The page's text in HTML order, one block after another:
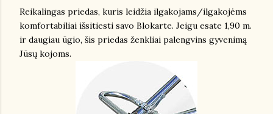
Reikalingas priedas, kuris leidžia ilgakojams/ilgakojėms
komfortabiliai išsitiesti savo Blokarte. Jeigu esate 1,90 m.
ir daugiau ūgio, šis priedas ženkliai palengvins gyvenimą
Jūsų kojoms.